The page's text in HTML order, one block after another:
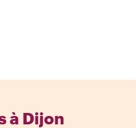
à Dijon